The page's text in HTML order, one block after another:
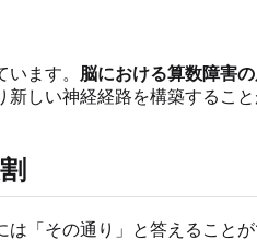
ます。 脳における算数障害の
しい神経経路を構築するこ
は「その通り」と答えること